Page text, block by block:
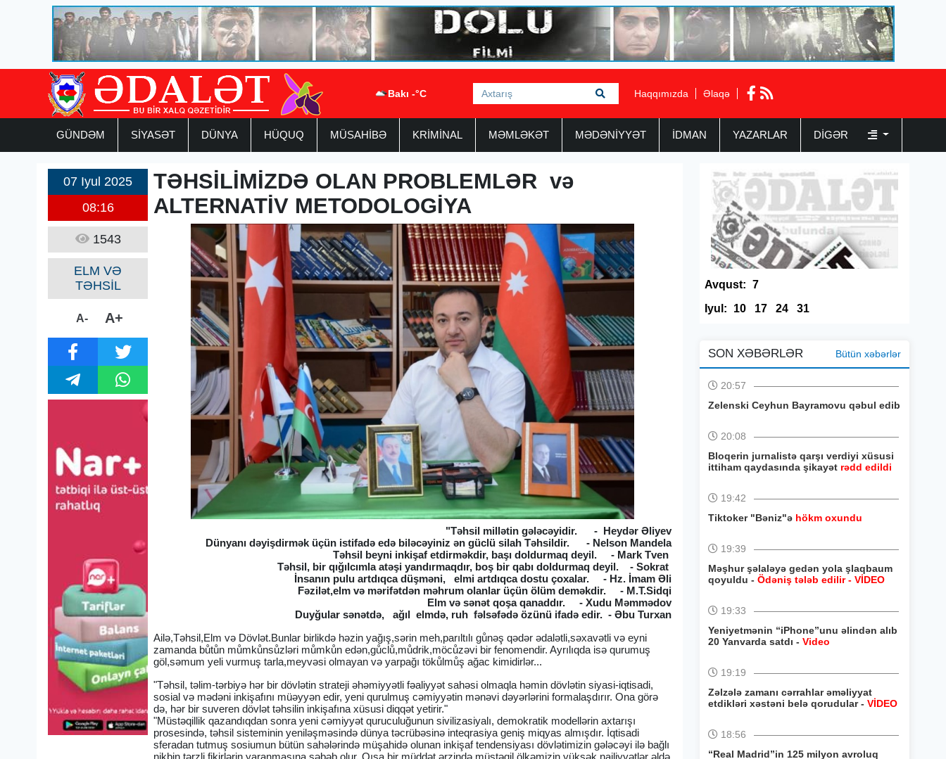
Bakı -°C Haqqımızda Əlaqə
GÜNDƏM SİYASƏT DÜNYA HÜQUQ MÜSAHİBƏ KRİMİNAL MƏMLƏKƏT MƏDƏNİYYƏT İDMAN YAZARLAR DIGƏR
07 Iyul 2025
08:16
1543
ELM VƏ
TƏHSİL
A- A+
TƏHSİLİMİZDƏ OLAN PROBLEMLƏR və
ALTERNATİV METODOLOGİYA
"Təhsil millətin gələcəyidir. - Heydər Əliyev
Dünyanı dəyişdirmək üçün istifadə edə biləcəyiniz ən güclü silah Təhsildir. - Nelson Mandela
Təhsil beyni inkişaf etdirməkdir, başı doldurmaq deyil. - Mark Tven
Təhsil, bir qığılcımla atəşi yandırmaqdır, boş bir qabı doldurmaq deyil. - Sokrat
İnsanın pulu artdıqca düşməni, elmi artdıqca dostu çoxalar. - Hz. İmam Əli
Fəzilət,elm və mərifətdən məhrum olanlar üçün ölüm deməkdir. - M.T.Sidqi
Elm və sənət qoşa qanaddır. - Xudu Məmmədov
Duyğular sənətdə, ağıl elmdə, ruh fəlsəfədə özünü ifadə edir. - Əbu Turxan
Ailə,Təhsil,Elm və Dövlət.Bunlar birlikdə həzin yağış,sərin meh,parıltılı gůnəş qədər ədalətli,səxavətli və eyni
zamanda bůtůn můmkůnsůzləri můmkůn edən,gůclů,můdrik,möcůzəvi bir fenomendir. Ayrılıqda isə qurumuş
göl,səmum yeli vurmuş tarla,meyvəsi olmayan və yarpağı tökůlmůş ağac kimidirlər...
"Təhsil, təlim-tərbiyə hər bir dövlətin strateji əhəmiyyətli fəaliyyət sahəsi olmaqla həmin dövlətin siyasi-iqtisadi,
sosial və mədəni inkişafını müəyyən edir, yeni qurulmuş cəmiyyətin mənəvi dəyərlərini formalaşdırır. Ona görə
də, hər bir suveren dövlət təhsilin inkişafına xüsusi diqqət yetirir."
"Müstəqillik qazandıqdan sonra yeni cəmiyyət quruculuğunun sivilizasiyalı, demokratik modellərin axtarışı
prosesində, təhsil sisteminin yeniləşməsində dünya təcrübəsinə inteqrasiya geniş miqyas almışdır. İqtisadi
sferadan tutmuş sosiumun bütün sahələrində müşahidə olunan inkişaf tendensiyası dövlətimizin gələcəyi ilə bağlı
nikbin tərzli fikirlərin yaranmasına səbəb olur. Qısa bir müddət ərzində müstəqil ölkəmizin yüksək nailiyyətlər əldə
Avqust: 7
Iyul:
10 17 24 31
SON XƏBƏRLƏR Bütün xəbərlər
20:57
Zelenski Ceyhun Bayramovu qəbul edib
20:08
Bloqerin jurnalistə qarşı verdiyi xüsusi
ittiham qaydasında şikayət rədd edildi
19:42
Tiktoker "Bəniz"ə hökm oxundu
19:39
Məşhur şəlaləyə gedən yola şlaqbaum
qoyuldu - Ödəniş tələb edilir - VİDEO
19:33
Yeniyetmənin “iPhone”unu əlindən alıb
20 Yanvarda satdı - Video
19:19
Zəlzələ zamanı cərrahlar əməliyyat
etdikləri xəstəni belə qorudular - VİDEO
18:56
“Real Madrid”in 125 milyon avroluq